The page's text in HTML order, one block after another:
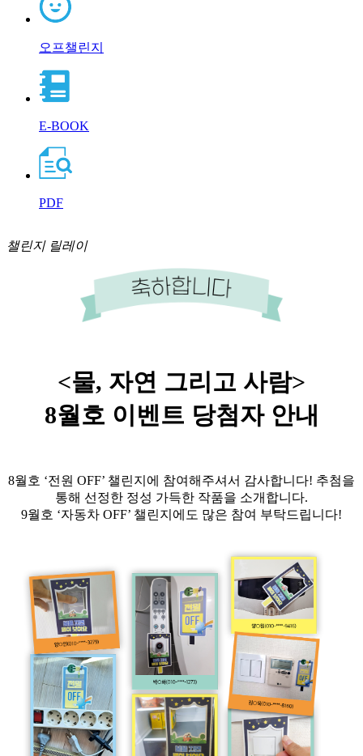
오프챌린지
E-BOOK
PDF
챌린지 릴레이
<물, 자연 그리고 사람>
8월호 이벤트 당첨자 안내
8월호 ‘전원 OFF’ 챌린지에 참여해주셔서 감사합니다! 추첨을
통해 선정한 정성 가득한 작품을 소개합니다.
9월호 ‘자동차 OFF’ 챌린지에도 많은 참여 부탁드립니다!